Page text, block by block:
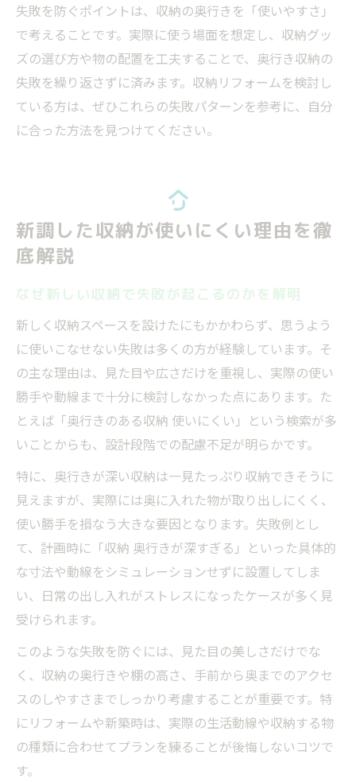
失敗を防ぐポイントは、収納の奥行きを「使いやすさ」
で考えることです。実際に使う場面を想定し、収納グッ
ズの選び方や物の配置を工夫することで、奥行き収納の
失敗を繰り返さずに済みます。収納リフォームを検討し
ている方は、ぜひこれらの失敗パターンを参考に、自分
に合った方法を見つけてください。
新調した収納が使いにくい理由を徹
底解説
なぜ新しい収納で失敗が起こるのかを解明
新しく収納スペースを設けたにもかかわらず、思うよう
に使いこなせない失敗は多くの方が経験しています。そ
の主な理由は、見た目や広さだけを重視し、実際の使い
勝手や動線まで十分に検討しなかった点にあります。た
とえば「奥行きのある収納 使いにくい」という検索が多
いことからも、設計段階での配慮不足が明らかです。
特に、奥行きが深い収納は一見たっぷり収納できそうに
見えますが、実際には奥に入れた物が取り出しにくく、
使い勝手を損なう大きな要因となります。失敗例とし
て、計画時に「収納 奥行きが深すぎる」といった具体的
な寸法や動線をシミュレーションせずに設置してしま
い、日常の出し入れがストレスになったケースが多く見
受けられます。
このような失敗を防ぐには、見た目の美しさだけでな
く、収納の奥行きや棚の高さ、手前から奥までのアクセ
スのしやすさまでしっかり考慮することが重要です。特
にリフォームや新築時は、実際の生活動線や収納する物
の種類に合わせてプランを練ることが後悔しないコツで
す。